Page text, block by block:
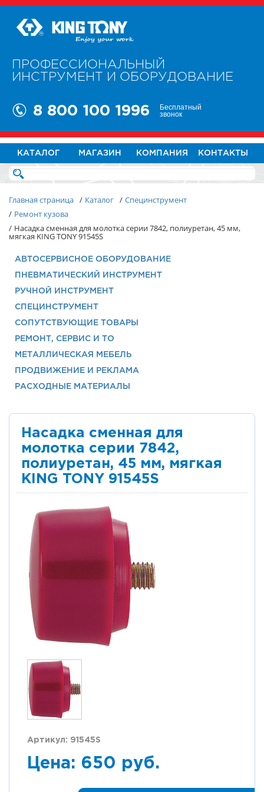
ПРОФЕССИОНАЛЬНЫЙ
ИНСТРУМЕНТ И ОБОРУДОВАНИЕ
8 800 100 1996 Бесплатный
звонок
КАТАЛОГ МАГАЗИН КОМПАНИЯ КОНТАКТЫ
Главная страница / Каталог / Специнструмент
/ Ремонт кузова
/ Насадка сменная для молотка серии 7842, полиуретан, 45 мм,
мягкая KING TONY 91545S
АВТОСЕРВИСНОЕ ОБОРУДОВАНИЕ
ПНЕВМАТИЧЕСКИЙ ИНСТРУМЕНТ
РУЧНОЙ ИНСТРУМЕНТ
СПЕЦИНСТРУМЕНТ
СОПУТСТВУЮЩИЕ ТОВАРЫ
РЕМОНТ, СЕРВИС И ТО
МЕТАЛЛИЧЕСКАЯ МЕБЕЛЬ
ПРОДВИЖЕНИЕ И РЕКЛАМА
РАСХОДНЫЕ МАТЕРИАЛЫ
Насадка сменная для
молотка серии 7842,
полиуретан, 45 мм, мягкая
KING TONY 91545S
Артикул: 91545S
Цена: 650 руб.